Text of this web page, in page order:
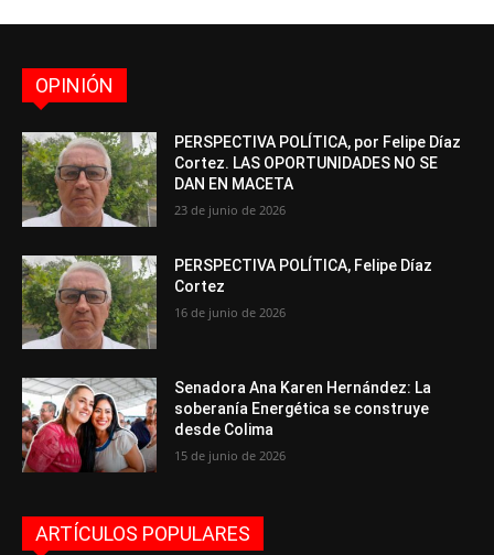
OPINIÓN
PERSPECTIVA POLÍTICA, por Felipe Díaz
Cortez. LAS OPORTUNIDADES NO SE
DAN EN MACETA
23 de junio de 2026
PERSPECTIVA POLÍTICA, Felipe Díaz
Cortez
16 de junio de 2026
Senadora Ana Karen Hernández: La
soberanía Energética se construye
desde Colima
15 de junio de 2026
ARTÍCULOS POPULARES